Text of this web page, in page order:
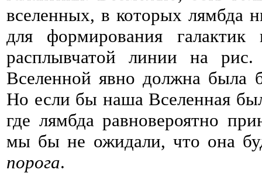
вселенных, в которых лямбда
для формирования
расплывчатой линии на
Вселенной явно должна была
Но если бы наша Вселенная
где лямбда равновероятно
мы бы не ожидали, что она
порога.